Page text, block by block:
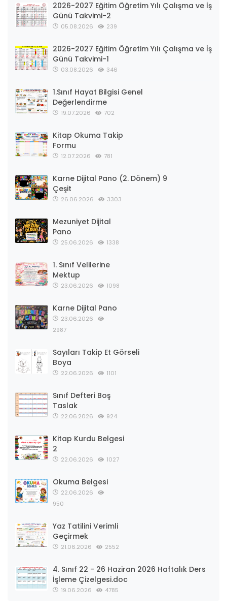
2026-2027 Eğitim Öğretim Yılı Çalışma ve İş
Günü Takvimi-2
05.08.2026 239
2026-2027 Eğitim Öğretim Yılı Çalışma ve İş
Günü Takvimi-1
03.08.2026 346
1.Sınıf Hayat Bilgisi Genel
Değerlendirme
19.07.2026 702
Kitap Okuma Takip
Formu
12.07.2026 781
Karne Dijital Pano (2. Dönem) 9
Çeşit
26.06.2026 3303
Mezuniyet Dijital
Pano
25.06.2026 1338
1. Sınıf Velilerine
Mektup
23.06.2026 1098
Karne Dijital Pano
23.06.2026
2987
Sayıları Takip Et Görseli
Boya
22.06.2026 1101
Sınıf Defteri Boş
Taslak
22.06.2026 924
Kitap Kurdu Belgesi
2
22.06.2026 1027
Okuma Belgesi
22.06.2026
950
Yaz Tatilini Verimli
Geçirmek
21.06.2026 2552
4. Sınıf 22 - 26 Haziran 2026 Haftalık Ders
İşleme Çizelgesi.doc
19.06.2026 4785